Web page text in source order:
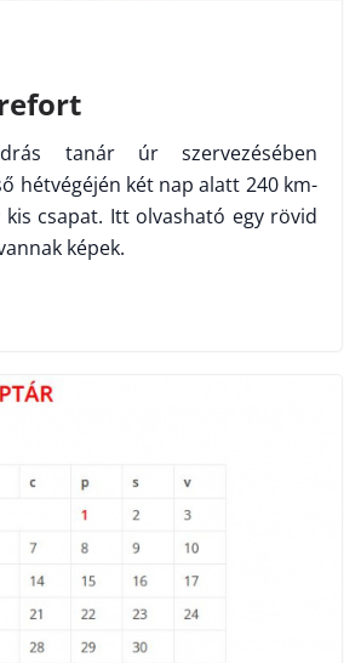
tanár úr szervezésében
hétvégéjén két nap alatt 240 km-
csapat. Itt olvasható egy rövid
képek.